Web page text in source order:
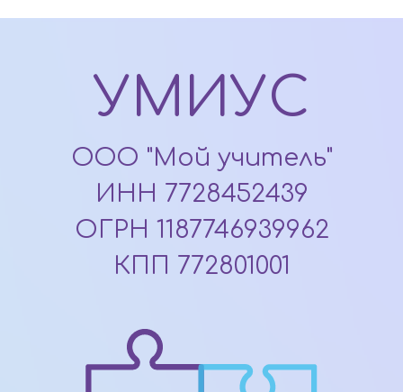
УМИУС
ООО "Мой учитель"
ИНН 7728452439
ОГРН 1187746939962
КПП 772801001